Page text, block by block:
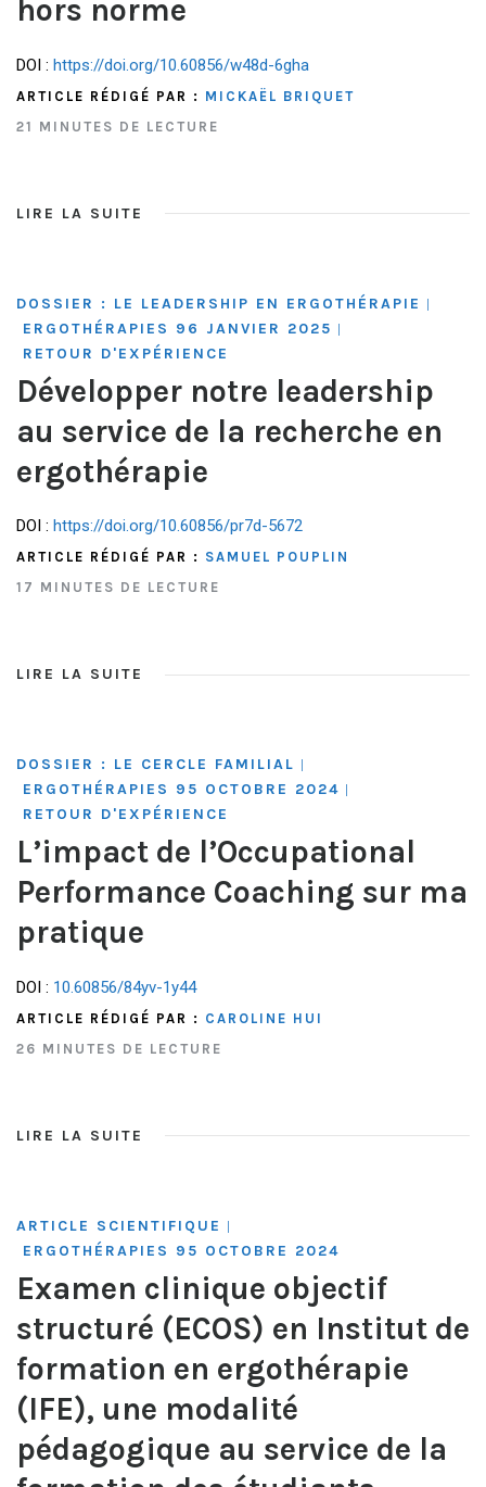
hors norme
DOI : https://doi.org/10.60856/w48d-6gha
ARTICLE RÉDIGÉ PAR : MICKAËL BRIQUET
21 MINUTES DE LECTURE
LIRE LA SUITE
DOSSIER : LE LEADERSHIP EN ERGOTHÉRAPIE |
ERGOTHÉRAPIES 96 JANVIER 2025 |
RETOUR D'EXPÉRIENCE
Développer notre leadership
au service de la recherche en
ergothérapie
DOI : https://doi.org/10.60856/pr7d-5672
ARTICLE RÉDIGÉ PAR : SAMUEL POUPLIN
17 MINUTES DE LECTURE
LIRE LA SUITE
DOSSIER : LE CERCLE FAMILIAL
ERGOTHÉRAPIES 95 OCTOBRE 2024
RETOUR D'EXPÉRIENCE
L’impact de l’Occupational
Performance Coaching sur ma
pratique
DOI : 10.60856/84yv-1y44
ARTICLE RÉDIGÉ PAR : CAROLINE HUI
26 MINUTES DE LECTURE
LIRE LA SUITE
ARTICLE SCIENTIFIQUE |
ERGOTHÉRAPIES 95 OCTOBRE 2024
Examen clinique objectif
structuré (ECOS) en Institut de
formation en ergothérapie
(IFE), une modalité
pédagogique au service de la